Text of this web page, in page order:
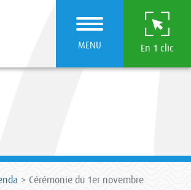
MENU En 1 clic
Cérémonie du 1er novembre